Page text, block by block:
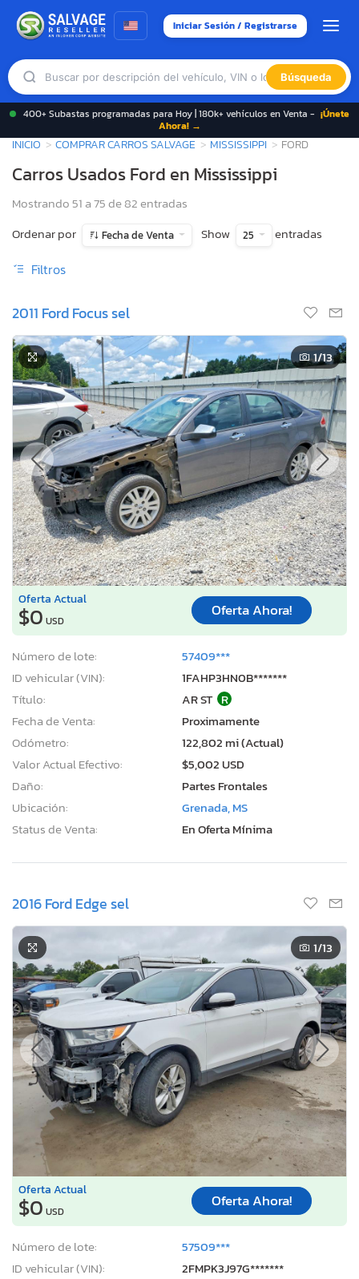
Iniciar Sesión / Registrarse
Búsqueda
400+ Subastas programadas para Hoy | 180k+ vehículos en Venta - ¡Únete
Ahora! →
INICIO COMPRAR CARROS SALVAGE MISSISSIPPI FORD
Carros Usados Ford en Mississippi
Mostrando 51 a 75 de 82 entradas
Ordenar por
Fecha de Venta Show 25 entradas
Filtros
2011 Ford Focus sel
1/13
Oferta Actual
$0 USD
Oferta Ahora!
Número de lote:
57409***
ID vehicular (VIN):
1FAHP3HN0B*******
Título:
AR ST R
Fecha de Venta:
Proximamente
Odómetro:
122,802 mi (Actual)
Valor Actual Efectivo:
$5,002 USD
Daño:
Partes Frontales
Ubicación:
Grenada, MS
Status de Venta:
En Oferta Mínima
2016 Ford Edge sel
1/13
Oferta Actual
$0 USD
Oferta Ahora!
Número de lote:
57509***
ID vehicular (VIN):
2FMPK3J97G*******